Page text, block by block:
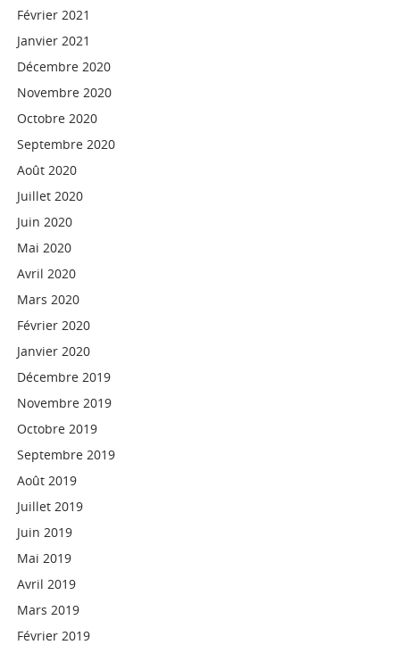
Février 2021
Janvier 2021
Décembre 2020
Novembre 2020
Octobre 2020
Septembre 2020
Août 2020
Juillet 2020
Juin 2020
Mai 2020
Avril 2020
Mars 2020
Février 2020
Janvier 2020
Décembre 2019
Novembre 2019
Octobre 2019
Septembre 2019
Août 2019
Juillet 2019
Juin 2019
Mai 2019
Avril 2019
Mars 2019
Février 2019